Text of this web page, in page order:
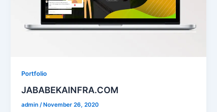
Portfolio
JABABEKAINFRA.COM
admin/ November 26, 2020